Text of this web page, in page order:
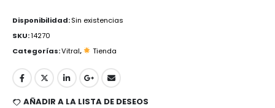
Disponibilidad:Sin existencias
SKU:14270
Categorías:Vitral, Tienda
AÑADIR A LA LISTA DE DESEOS